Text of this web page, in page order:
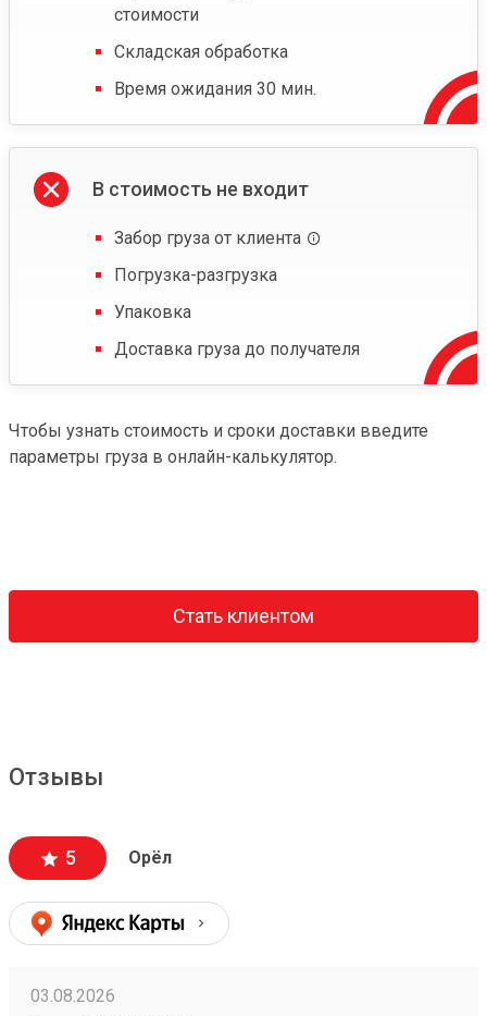
стоимости
Складская обработка
Время ожидания 30 мин.
В стоимость не входит
Забор груза от клиента
Погрузка-разгрузка
Упаковка
Доставка груза до получателя
Чтобы узнать стоимость и сроки доставки введите
параметры груза в онлайн-калькулятор.
Стать клиентом
Отзывы
5 Орёл
03.08.2026